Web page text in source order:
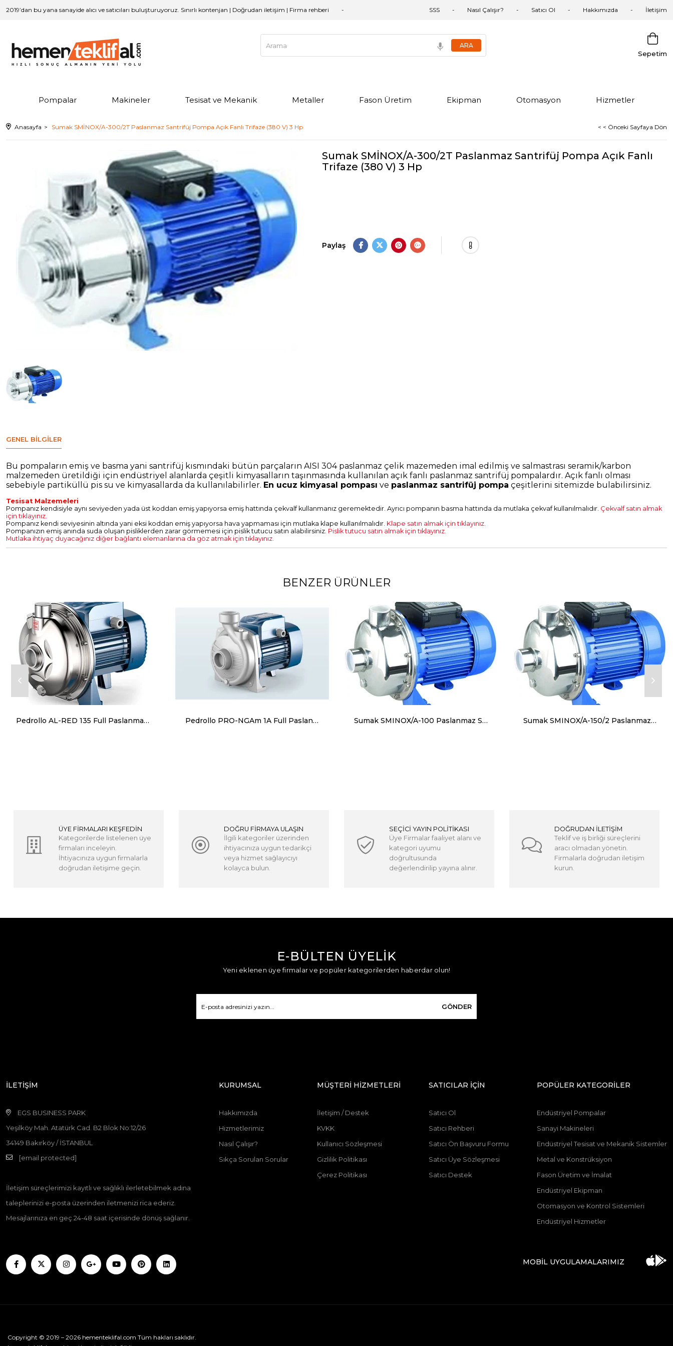
2019’dan bu yana sanayide alıcı ve satıcıları buluşturuyoruz. Sınırlı kontenjan | Doğrudan iletişim | Firma rehberi SSS Nasıl Çalışır? Satıcı Ol Hakkımızda İletişim
Sepetim
Pompalar Makineler Tesisat ve Mekanik Metaller Fason Üretim Ekipman Otomasyon Hizmetler
Anasayfa Sumak SMİNOX/A-300/2T Paslanmaz Santrifüj Pompa Açık Fanlı Trifaze (380 V) 3 Hp < < Önceki Sayfaya Dön
Sumak SMİNOX/A-300/2T Paslanmaz Santrifüj Pompa Açık Fanlı
Trifaze (380 V) 3 Hp
Paylaş
GENEL BILGILER
Bu pompaların emiş ve basma yani santrifüj kısmındaki bütün parçaların AISI 304 paslanmaz çelik mazemeden imal edilmiş ve salmastrası seramik/karbon
malzemeden üretildiği için endüstriyel alanlarda çeşitli kimyasalların taşınmasında kullanılan açık fanlı paslanmaz santrifüj pompalardır. Açık fanlı olması
sebebiyle partiküllü pis su ve kimyasallarda da kullanılabilirler. En ucuz kimyasal pompası ve paslanmaz santrifüj pompa çeşitlerini sitemizde bulabilirsiniz.
Tesisat Malzemeleri
Pompanız kendisiyle aynı seviyeden yada üst koddan emiş yapıyorsa emiş hattında çekvalf kullanmanız geremektedir. Ayrıcı pompanın basma hattında da mutlaka çekvaf kullanılmalıdır. Çekvalf satın almak
için tıklayınız.
Pompanız kendi seviyesinin altında yani eksi koddan emiş yapıyorsa hava yapmaması için mutlaka klape kullanılmalıdır. Klape satın almak için tıklayınız.
Pompanızın emiş anında suda oluşan pisliklerden zarar görmemesi için pislik tutucu satın alabilirsiniz. Pislik tutucu satın almak için tıklayınız.
Mutlaka ihtiyaç duyacağınız diğer bağlantı elemanlarına da göz atmak için tıklayınız.
BENZER ÜRÜNLER
Pedrollo AL-RED 135 Full Paslanmaz Pompa 23 mss 9.6 m³/h Pedrollo PRO-NGAm 1A Full Paslanmaz Döküm Gövdeli Foseptik Santrafüj Pompa Manofaze (220V) 1 Hp Sumak SMINOX/A-100 Paslanmaz Santrifüj Pompa Açık Fan Monofaze (220V) 1HP Sumak SMINOX/A-150/2 Paslanmaz Santrifüj Pompa Açık Fan Monofaze (220V) 1.5HP
ÜYE FİRMALARI KEŞFEDİN
Kategorilerde listelenen üye
firmaları inceleyin.
İhtiyacınıza uygun firmalarla
doğrudan iletişime geçin.
DOĞRU FİRMAYA ULAŞIN
İlgili kategoriler üzerinden
ihtiyacınıza uygun tedarikçi
veya hizmet sağlayıcıyı
kolayca bulun.
SEÇİCİ YAYIN POLİTİKASI
Üye Firmalar faaliyet alanı ve
kategori uyumu
doğrultusunda
değerlendirilip yayına alınır.
DOĞRUDAN İLETİŞİM
Teklif ve iş birliği süreçlerini
aracı olmadan yönetin.
Firmalarla doğrudan iletişim
kurun.
E-BÜLTEN ÜYELİK
Yeni eklenen üye firmalar ve popüler kategorilerden haberdar olun!
GÖNDER
İLETİŞİM
EGS BUSINESS PARK
Yeşilköy Mah. Atatürk Cad. B2 Blok No:12/26
34149 Bakırköy / İSTANBUL
[email protected]
İletişim süreçlerimizi kayıtlı ve sağlıklı ilerletebilmek adına
taleplerinizi e-posta üzerinden iletmenizi rica ederiz.
Mesajlarınıza en geç 24-48 saat içerisinde dönüş sağlanır.
KURUMSAL
Hakkımızda
Hizmetlerimiz
Nasıl Çalışır?
Sıkça Sorulan Sorular
MÜŞTERİ HİZMETLERİ
İletişim / Destek
KVKK
Kullanıcı Sözleşmesi
Gizlilik Politikası
Çerez Politikası
SATICILAR İÇİN
Satıcı Ol
Satıcı Rehberi
Satıcı Ön Başvuru Formu
Satıcı Üye Sözleşmesi
Satıcı Destek
POPÜLER KATEGORİLER
Endüstriyel Pompalar
Sanayi Makineleri
Endüstriyel Tesisat ve Mekanik Sistemler
Metal ve Konstrüksiyon
Fason Üretim ve İmalat
Endüstriyel Ekipman
Otomasyon ve Kontrol Sistemleri
Endüstriyel Hizmetler
MOBİL UYGULAMALARIMIZ
Copyright © 2019 – 2026 hementeklifal.com Tüm hakları saklıdır.